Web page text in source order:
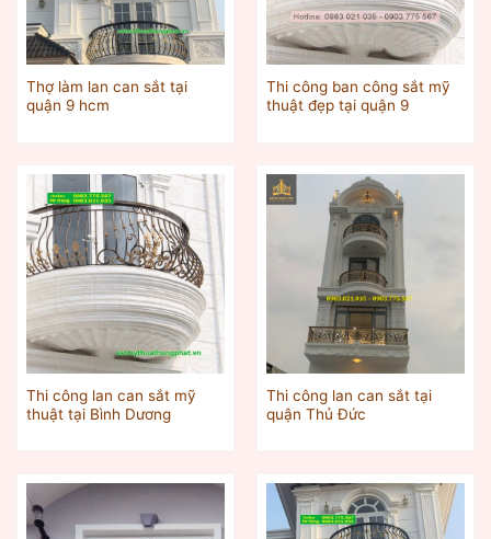
Thợ làm lan can sắt tại
quận 9 hcm
Thi công ban công sắt mỹ
thuật đẹp tại quận 9
Thi công lan can sắt mỹ
thuật tại Bình Dương
Thi công lan can sắt tại
quận Thủ Đức